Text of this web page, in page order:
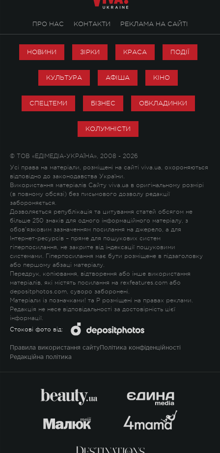
ПРО НАС КОНТАКТИ РЕКЛАМА НА САЙТІ
НОВИНИ ЗІРКИ КРАСА ПОДІЇ
КУЛЬТУРА АФІША КІНО
СПЕЦТЕМИ БІЗНЕС ОБКЛАДИНКИ
КОЛУМНІСТИ
© ТОВ «ЕДІМЕДІА-УКРАЇНА», 2008 - 2026
Усі права на матеріали, розміщені на сайті viva.ua, охороняються
відповідно до законодавства України.
Використання матеріалів Сайту viva.ua в оригінальному розмірі
(в повному обсязі) без письмового дозволу редакції
забороняється.
Дозволяється републікація та цитування статей обсягом не
більше 250 знаків для одного інформаційного матеріалу, з
обов'язковим зазначенням посилання на джерело, а для
Інтернет-ресурсів – пряме для пошукових систем
гіперпосилання, не закрите від індексації пошуковими
системами. Гіперпосилання має бути розміщене в підзаголовку
або першому абзаці матеріалу.
Передрук, копіювання, відтворення або інше використання
матеріалів, які містять посилання на rexfeatures.com або
depositphotos.com, суворо заборонені.
Матеріали із позначками! та P розміщені на правах реклами.
Редакція не несе відповідальності за достовірність цієї
інформації.
Стокові фото від:
Правила використання сайту Політика конфіденційності
Редакційна політика